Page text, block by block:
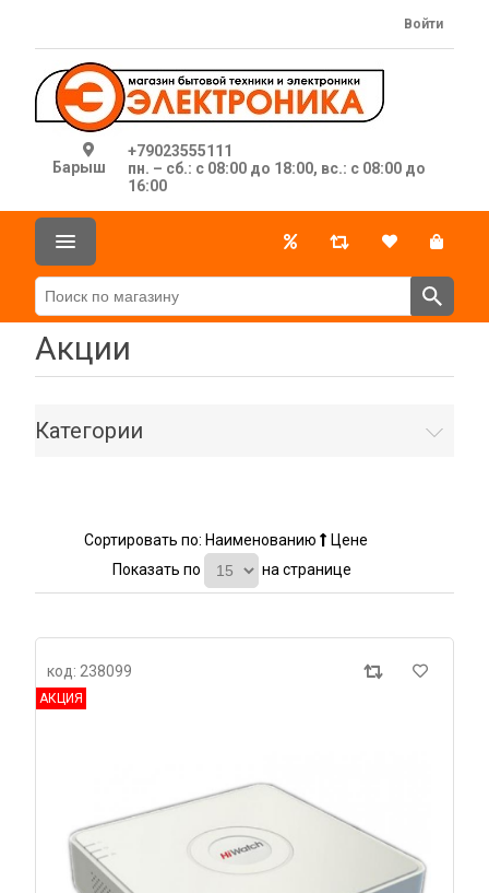
Барыш
+79023555111
пн. – сб.: с 08:00 до 18:00, вс.: с 08:00 до
16:00
Войти
Акции
Категории
Сортировать по: Наименованию
Цене
Показать по
на странице
код: 238099
АКЦИЯ